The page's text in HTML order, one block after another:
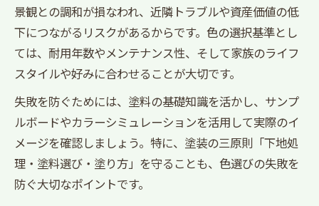
景観との調和が損なわれ、近隣トラブルや資産価値の低
下につながるリスクがあるからです。色の選択基準とし
ては、耐用年数やメンテナンス性、そして家族のライフ
スタイルや好みに合わせることが大切です。
失敗を防ぐためには、塗料の基礎知識を活かし、サンプ
ルボードやカラーシミュレーションを活用して実際のイ
メージを確認しましょう。特に、塗装の三原則「下地処
理・塗料選び・塗り方」を守ることも、色選びの失敗を
防ぐ大切なポイントです。